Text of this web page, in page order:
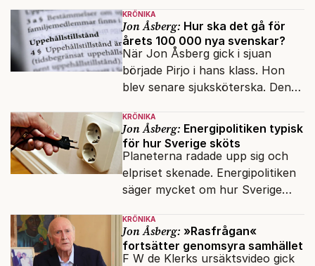
minoriteter och
värderingskonflikter, säger Lars
Åberg, ny krönikör på Fokus.
KRÖNIKA
Jon Åsberg: Hur ska det gå för
årets 100 000 nya svenskar?
När Jon Åsberg gick i sjuan
började Pirjo i hans klass. Hon
blev senare sjuksköterska. Den
för många av dagens nya
svenskar.
KRÖNIKA
Jon Åsberg: Energipolitiken typisk
för hur Sverige sköts
Planeterna radade upp sig och
elpriset skenade. Energipolitiken
säger mycket om hur Sverige
KRÖNIKA
Jon Åsberg: »Rasfrågan«
fortsätter genomsyra samhället
F W de Klerks ursäktsvideo gick